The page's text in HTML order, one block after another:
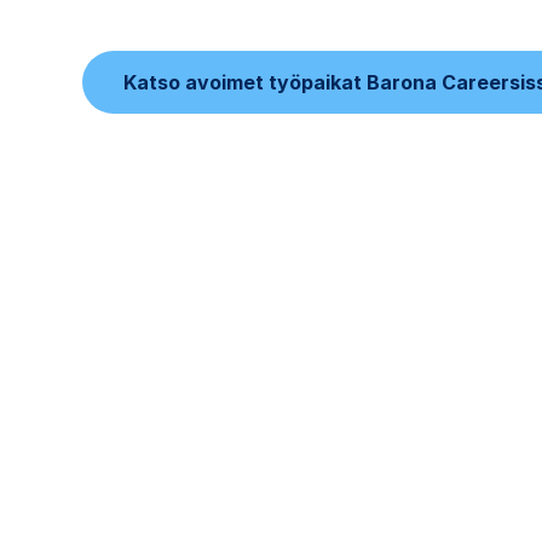
Katso avoimet työpaikat Barona